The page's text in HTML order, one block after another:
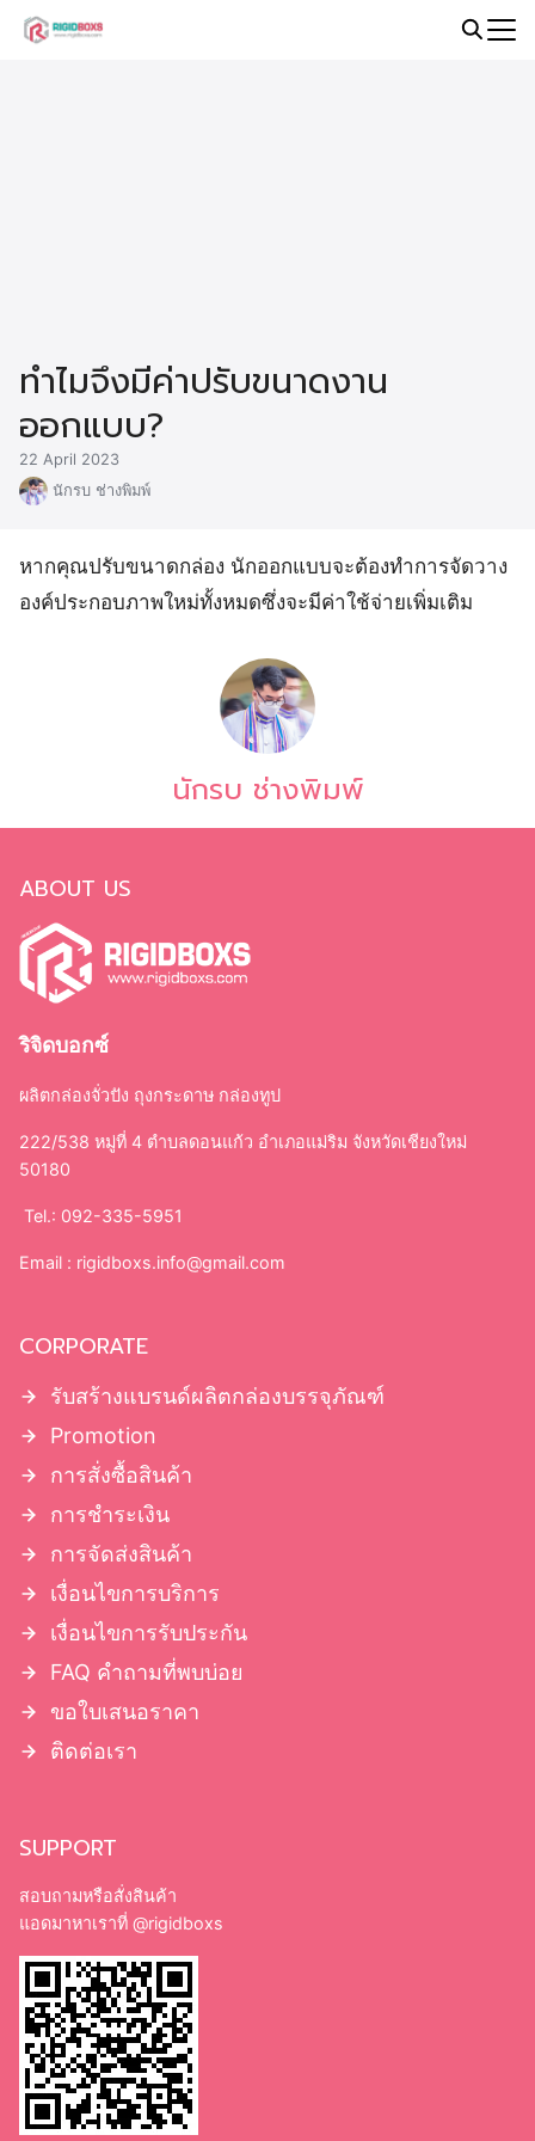
Skip
ทำไมจึงมีค่าปรับขนาดงาน
ออกแบบ?
22 April 2023
นักรบ ช่างพิมพ์
หากคุณปรับขนาดกล่อง นักออกแบบจะต้องทำการจัดวาง
องค์ประกอบภาพใหม่ทั้งหมดซึ่งจะมีค่าใช้จ่ายเพิ่มเติม
นักรบ ช่างพิมพ์
ABOUT US
ริจิดบอกซ์
ผลิตกล่องจั่วปัง ถุงกระดาษ กล่องทูป
222/538 หมู่ที่ 4 ตำบลดอนแก้ว อำเภอแม่ริม จังหวัดเชียงใหม่
50180
Tel.: 092-335-5951
Email : rigidboxs.info@gmail.com
CORPORATE
รับสร้างแบรนด์ผลิตกล่องบรรจุภัณฑ์
Promotion
การสั่งซื้อสินค้า
การชำระเงิน
การจัดส่งสินค้า
เงื่อนไขการบริการ
เงื่อนไขการรับประกัน
FAQ คำถามที่พบบ่อย
ขอใบเสนอราคา
ติดต่อเรา
SUPPORT
สอบถามหรือสั่งสินค้า
แอดมาหาเราที่ @rigidboxs